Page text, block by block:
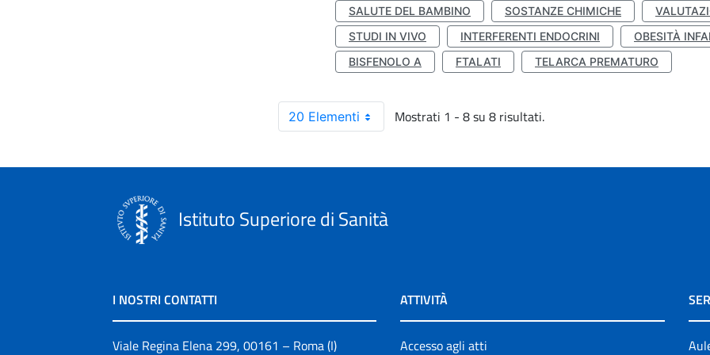
SALUTE DEL BAMBINO
SOSTANZE CHIMICHE
STUDI IN VIVO
INTERFERENTI ENDOCRINI OBESITÀ
BISFENOLO A
FTALATI TELARCA PREMATURO
20 Elementi Mostrati 1 - 8 su 8 risultati.
Istituto Superiore di Sanità
I NOSTRI CONTATTI
Viale Regina Elena 299, 00161 – Roma (I)
ATTIVITÀ
Accesso agli atti